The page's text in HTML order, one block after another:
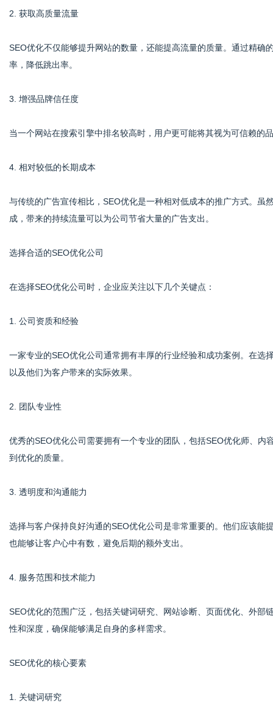
2. 获取高质量流量
SEO优化不仅能够提升网站的数量，还能提高流量的质量。通过精
率，降低跳出率。
3. 增强品牌信任度
当一个网站在搜索引擎中排名较高时，用户更可能将其视为可信赖的
4. 相对较低的长期成本
与传统的广告宣传相比，SEO优化是一种相对低成本的推广方式。虽
成，带来的持续流量可以为公司节省大量的广告支出。
选择合适的SEO优化公司
在选择SEO优化公司时，企业应关注以下几个关键点：
1. 公司资质和经验
一家专业的SEO优化公司通常拥有丰厚的行业经验和成功案例。在
以及他们为客户带来的实际效果。
2. 团队专业性
优秀的SEO优化公司需要拥有一个专业的团队，包括SEO优化师、
到优化的质量。
3. 透明度和沟通能力
选择与客户保持良好沟通的SEO优化公司是非常重要的。他们应该
也能够让客户心中有数，避免后期的额外支出。
4. 服务范围和技术能力
SEO优化的范围广泛，包括关键词研究、网站诊断、页面优化、外
性和深度，确保能够满足自身的多样需求。
SEO优化的核心要素
1. 关键词研究